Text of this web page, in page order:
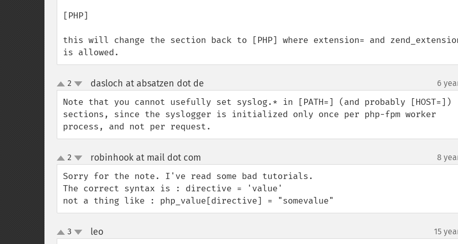
[PHP]
this will change the section back to [PHP] where extension= and
is allowed.
up
down
2 dasloch at absatzen dot de 6
Note that you cannot usefully set syslog.* in [PATH=] (and probably [HOST=])
sections, since the syslogger is initialized only once per php-fpm worker
process, and not per request.
up
down
2 robinhook at mail dot com 8
Sorry for the note. I've read some bad tutorials.
The correct syntax is : directive = 'value'
not a thing like : php_value[directive] = "somevalue"
up
down
3 leo¶ 15